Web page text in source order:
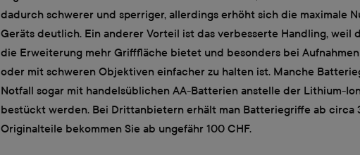
dadurch schwerer und sperriger, allerdings erhöht sich die maximale
Geräts deutlich. Ein anderer Vorteil ist das verbesserte Handling, weil
die Erweiterung mehr Grifffläche bietet und besonders bei
oder mit schweren Objektiven einfacher zu halten ist. Manche
Notfall sogar mit handelsüblichen AA-Batterien anstelle der Lithium-
bestückt werden. Bei Drittanbietern erhält man Batteriegriffe ab circa
Originalteile bekommen Sie ab ungefähr 100 CHF.